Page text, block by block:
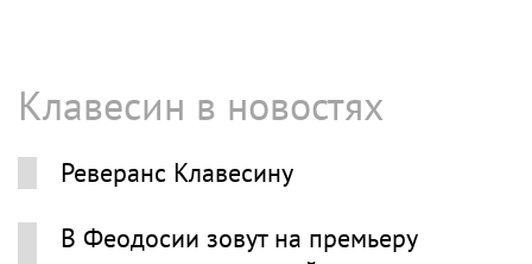
Клавесин в новостях
Реверанс Клавесину
В Феодосии зовут на премьеру